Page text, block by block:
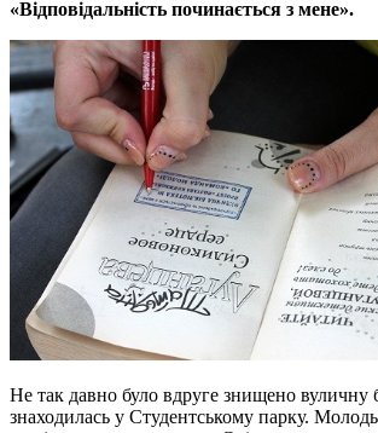
«Відповідальність починається з мене».
Не так давно було вдруге знищено вуличну
знаходилась у Студентському парку.